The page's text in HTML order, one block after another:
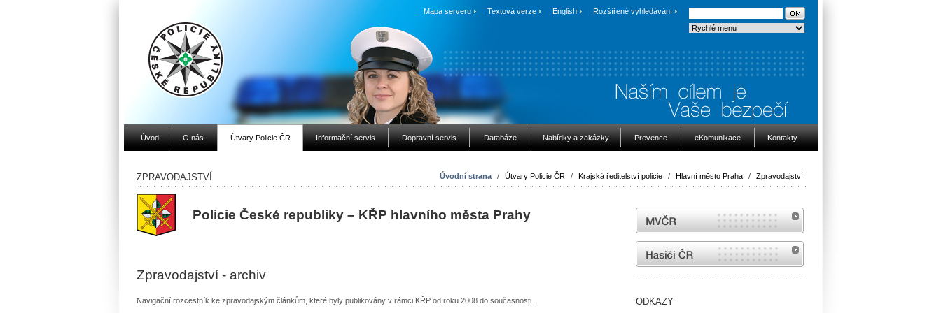
Mapa serveru Textová verze English Rozšířené vyhledávání
Úvod O nás Útvary Policie ČR Informační servis Dopravní servis Databáze Nabídky a zakázky Prevence eKomunikace Kontakty
Úvodní strana / Útvary Policie ČR / Krajská ředitelství policie / Hlavní město Praha / Zpravodajství
ZPRAVODAJSTVÍ
Policie České republiky – KŘP hlavního města Prahy
Zpravodajství - archiv
Navigační rozcestník ke zpravodajským článkům, které byly publikovány v rámci KŘP od roku 2008 do současnosti. ​
MVČR
internetové stránky Hasiči ČR
ODKAZY